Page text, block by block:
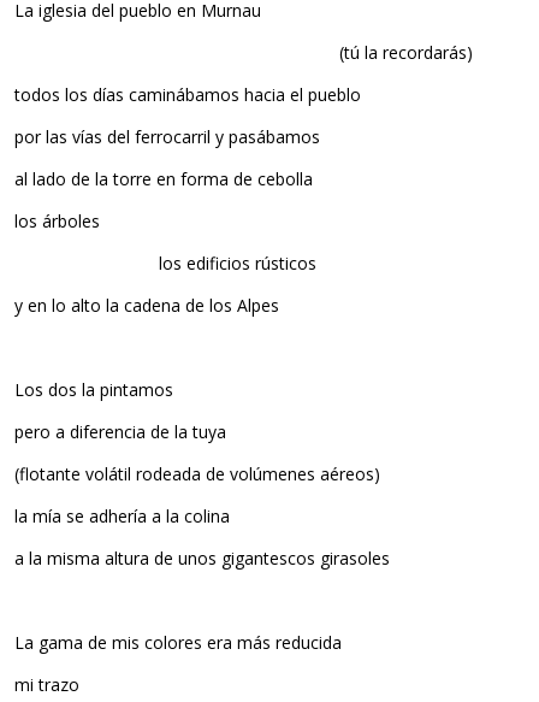
La iglesia del pueblo en Murnau
(tú la recordarás)
todos los días caminábamos hacia el pueblo
por las vías del ferrocarril y pasábamos
al lado de la torre en forma de cebolla
los árboles
los edificios rústicos
y en lo alto la cadena de los Alpes
Los dos la pintamos
pero a diferencia de la tuya
(flotante volátil rodeada de volúmenes aéreos)
la mía se adhería a la colina
a la misma altura de unos gigantescos girasoles
La gama de mis colores era más reducida
mi trazo